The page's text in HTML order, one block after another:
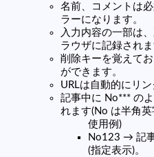
名前、コメントは
ラーになります。
入力内容の一部は
ラウザに記録されま
削除キーを覚えて
ができます。
URLは自動的にリン
記事中に No*** の
れます(No は半角英
使用例)
No123 → 記
(指定表示)。